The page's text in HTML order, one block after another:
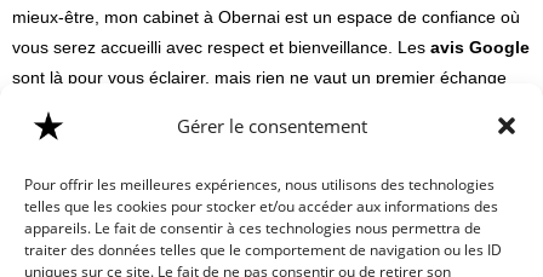
Gérer le consentement
Pour offrir les meilleures expériences, nous utilisons des technologies
telles que les cookies pour stocker et/ou accéder aux informations des
appareils. Le fait de consentir à ces technologies nous permettra de
traiter des données telles que le comportement de navigation ou les ID
uniques sur ce site. Le fait de ne pas consentir ou de retirer son
mieux-être, mon cabinet à Obernai est un espace de confiance où
vous serez accueilli avec respect et bienveillance. Les avis Google
sont là pour vous éclairer, mais rien ne vaut un premier échange
pour découvrir si ma démarche correspond à vos attentes.
Contactez moi pour en discuter.